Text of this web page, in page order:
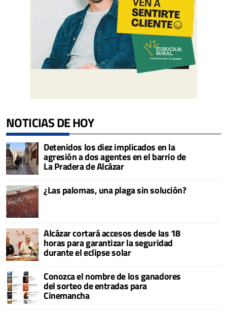
NOTICIAS DE HOY
Detenidos los diez implicados en la
agresión a dos agentes en el barrio de
La Pradera de Alcázar
¿Las palomas, una plaga sin solución?
Alcázar cortará accesos desde las 18
horas para garantizar la seguridad
durante el eclipse solar
Conozca el nombre de los ganadores
del sorteo de entradas para
Cinemancha